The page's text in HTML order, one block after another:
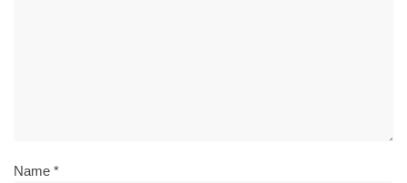
Name *